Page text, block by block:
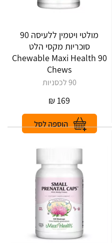
מולטי ויטמין ללעיסה 90
סוכריות מקסי הלט
Chewable Maxi Health 90
Chews
90 לכסניות
169
₪